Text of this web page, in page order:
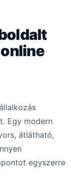
Egy modern
átlátható,
egyszerre